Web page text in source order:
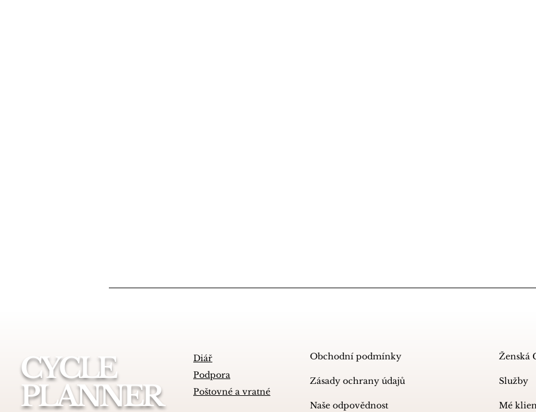
CYCLE
PLANNER
Diář
Podpora
Poštovné a vratné
Obchodní podmínky
Zásady ochrany údajů
Naše odpovědnost
Ženská
Služby
Mé